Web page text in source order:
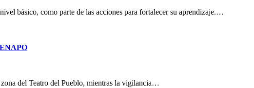
básico, como parte de las acciones para fortalecer su aprendizaje.…
zona del Teatro del Pueblo, mientras la vigilancia…